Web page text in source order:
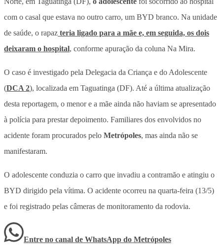
com o casal que estava no outro carro, um BYD branco. Na unidade
de saúde, o rapaz teria ligado para a mãe e, em seguida, os dois
deixaram o hospital, conforme apuração da coluna Na Mira.
O caso é investigado pela Delegacia da Criança e do Adolescente
(DCA 2), localizada em Taguatinga (DF). Até a última atualização
desta reportagem, o menor e a mãe ainda não haviam se apresentado
à polícia para prestar depoimento. Familiares dos envolvidos no
acidente foram procurados pelo Metrópoles, mas ainda não se
manifestaram.
O adolescente conduzia o carro que invadiu a contramão e atingiu o
BYD dirigido pela vítima. O acidente ocorreu na quarta-feira (13/5)
e foi registrado pelas câmeras de monitoramento da rodovia.
Entre no canal de WhatsApp do Metrópoles